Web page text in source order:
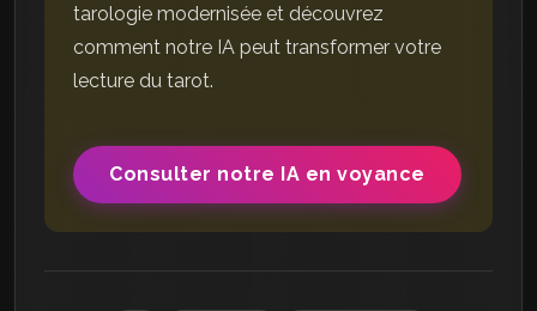
tarologie modernisée et découvrez
comment notre IA peut transformer votre
lecture du tarot.
Consulter notre IA en voyance